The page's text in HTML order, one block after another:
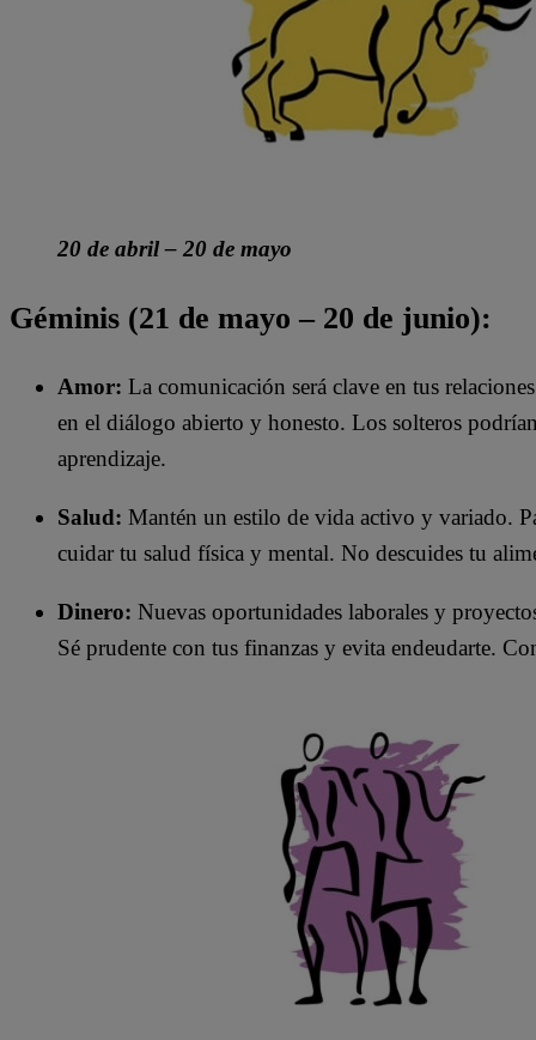
20 de abril – 20 de mayo
Géminis (21 de mayo – 20 de junio):
Amor: La comunicación será clave en tus
en el diálogo abierto y honesto. Los solteros
aprendizaje.
Salud: Mantén un estilo de vida activo y variado.
cuidar tu salud física y mental. No descuides tu
Dinero: Nuevas oportunidades laborales y
Sé prudente con tus finanzas y evita endeudarte.